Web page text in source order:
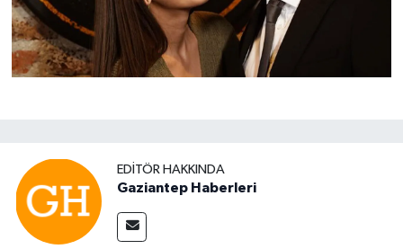
EDITÖR HAKKINDA
Gaziantep Haberleri